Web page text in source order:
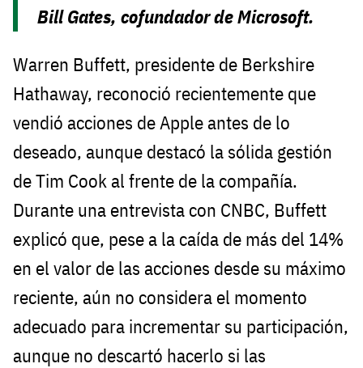
Bill Gates, cofundador de Microsoft.
Warren Buffett, presidente de Berkshire
Hathaway, reconoció recientemente que
vendió acciones de Apple antes de lo
deseado, aunque destacó la sólida gestión
de Tim Cook al frente de la compañía.
Durante una entrevista con CNBC, Buffett
explicó que, pese a la caída de más del 14%
en el valor de las acciones desde su máximo
reciente, aún no considera el momento
adecuado para incrementar su participación,
aunque no descartó hacerlo si las